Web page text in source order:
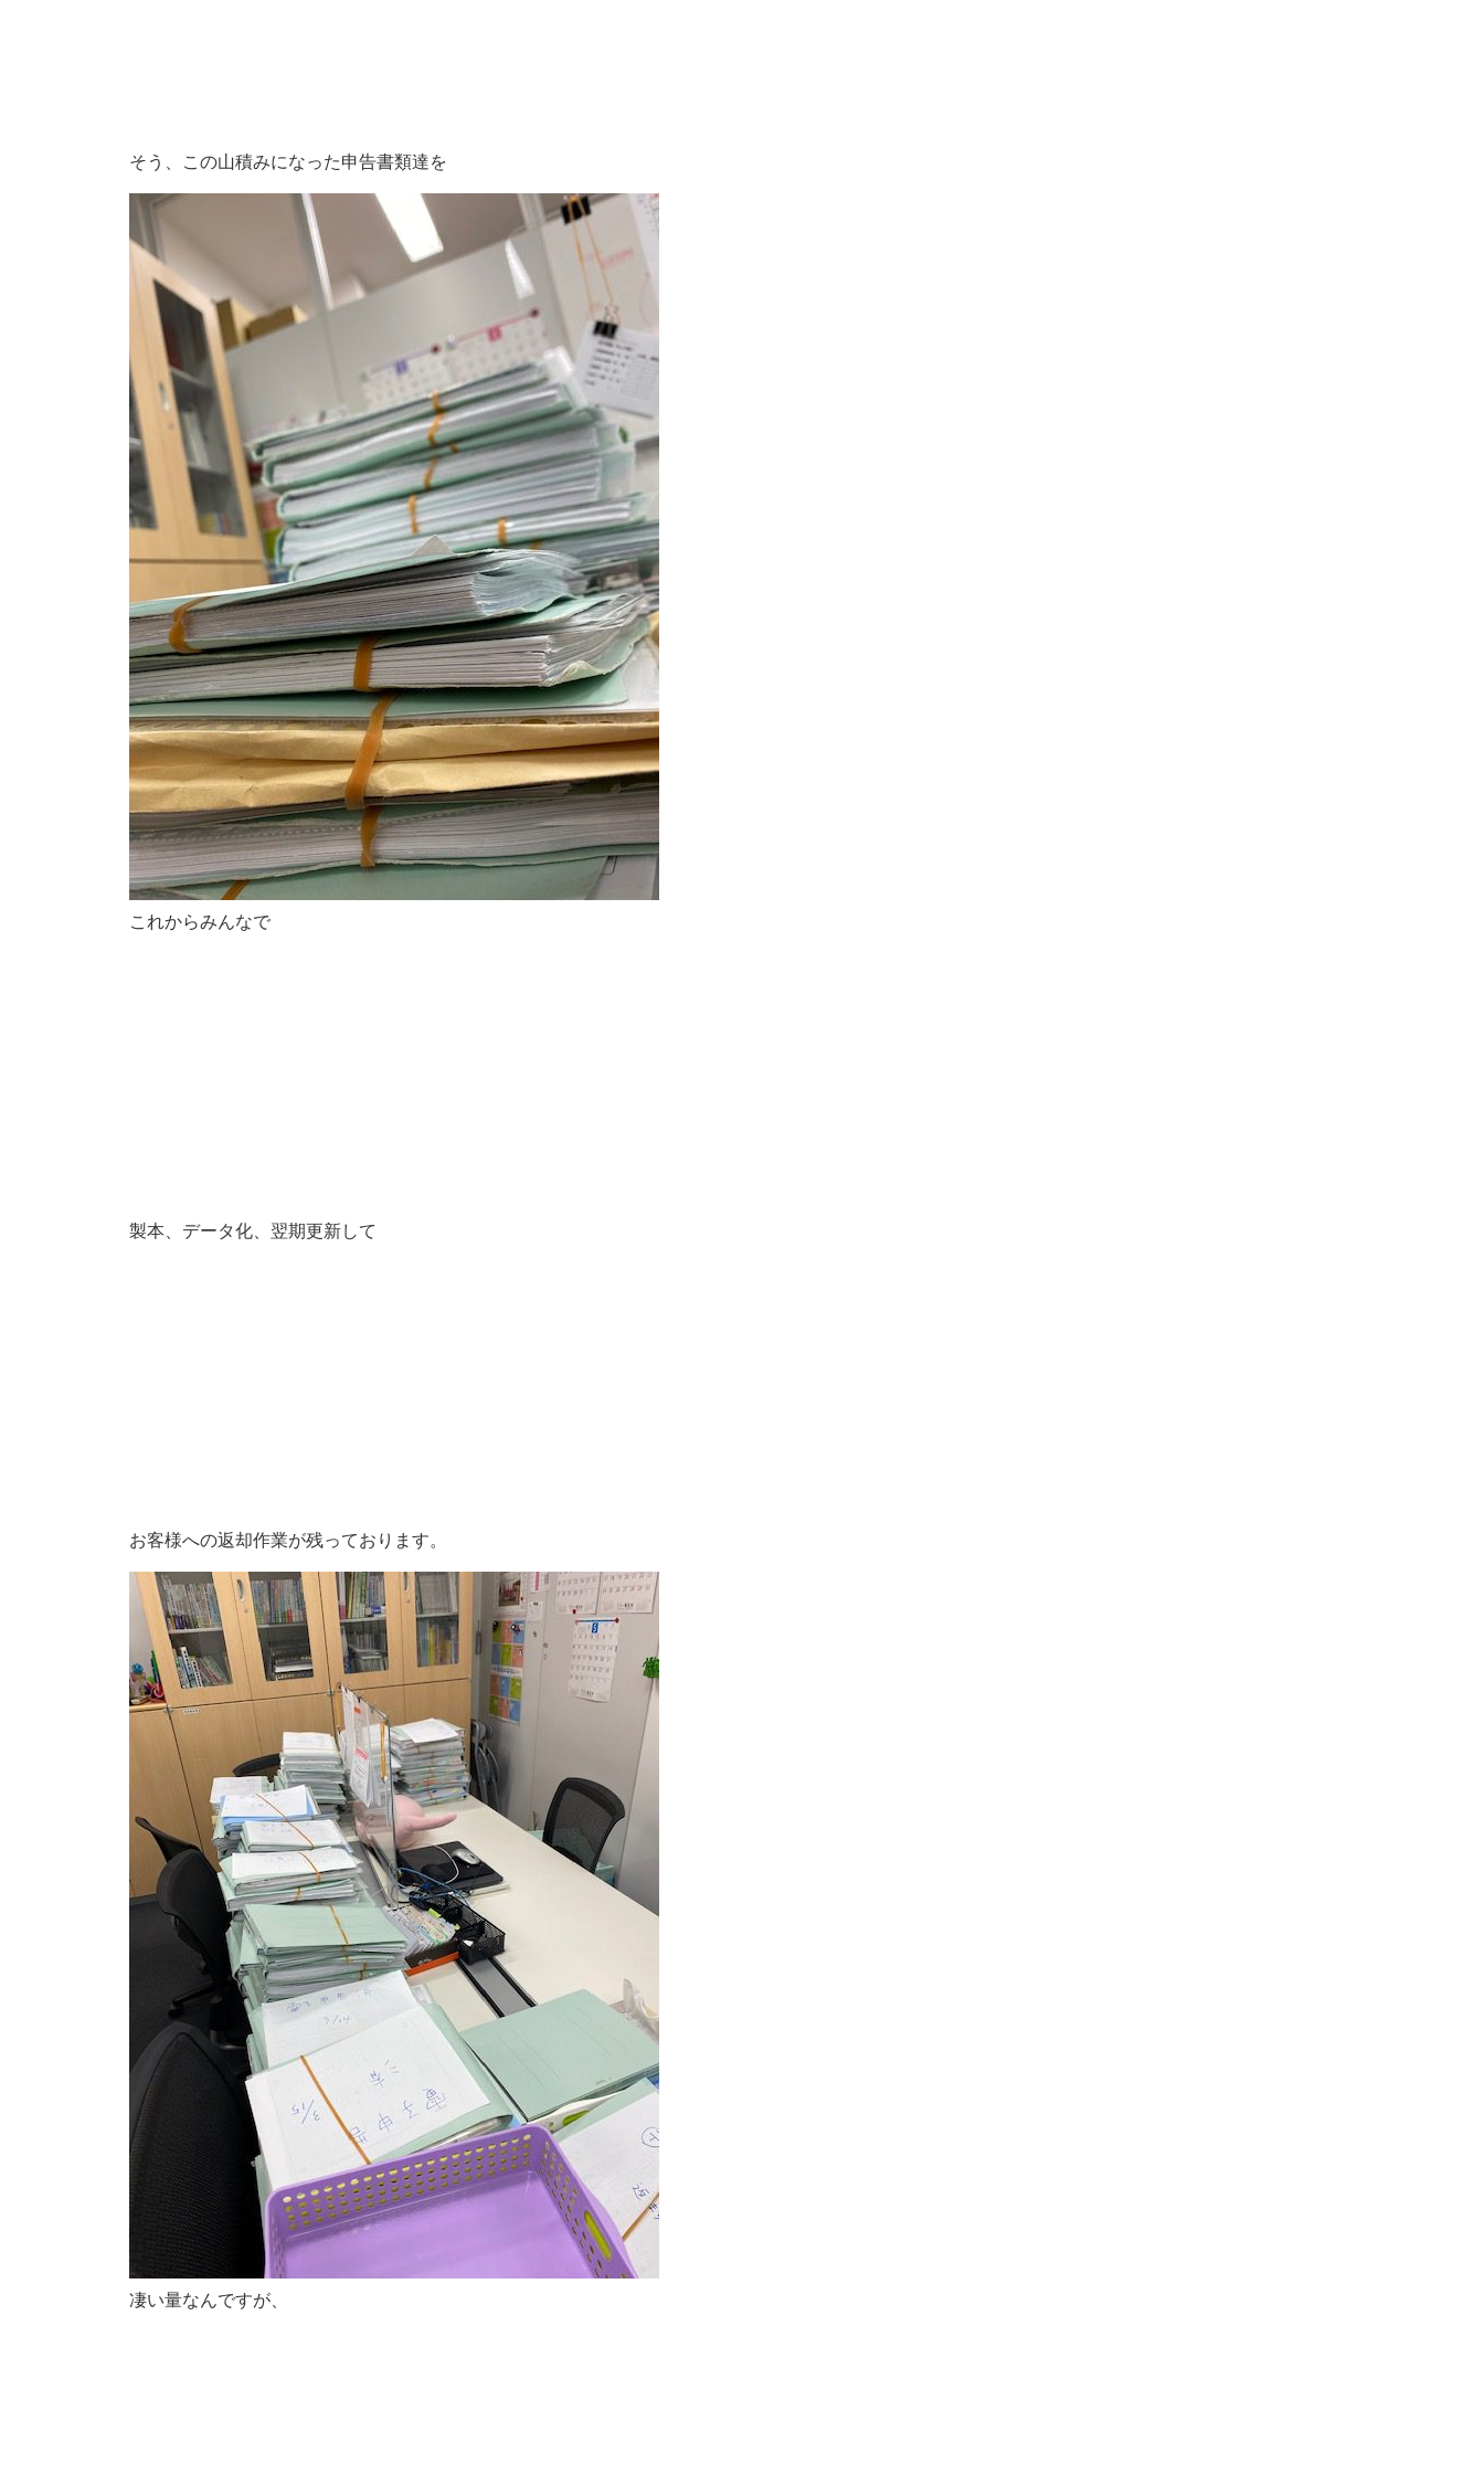
そう、この山積みになった申告書類達を
これからみんなで
製本、データ化、翌期更新して
お客様への返却作業が残っております。
凄い量なんですが、